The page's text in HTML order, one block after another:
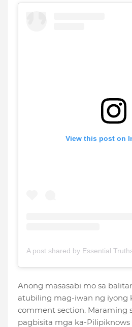
View this post on
Anong masasabi mo sa
atubiling mag-iwan ng iyong
comment section. Maraming
pagbisita mga ka-